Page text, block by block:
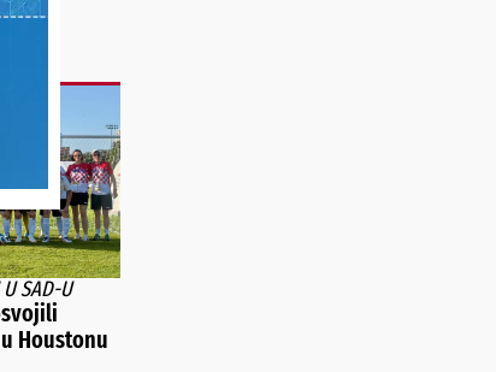
U SAD-U
Houstonu